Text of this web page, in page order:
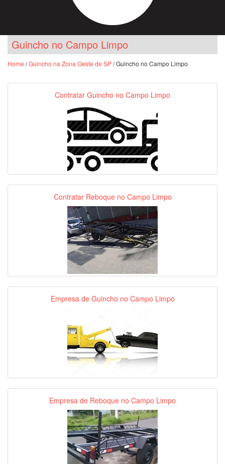
Guincho no Campo Limpo
Home /Guincho na Zona Oeste de SP/ Guincho no Campo Limpo
Contratar Guincho no Campo Limpo
Contratar Reboque no Campo Limpo
Empresa de Guincho no Campo Limpo
Empresa de Reboque no Campo Limpo